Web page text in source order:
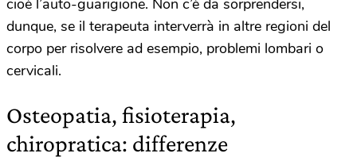
dunque, se il terapeuta interverrà in altre regioni del
corpo per risolvere ad esempio, problemi lombari o
cervicali.
Osteopatia, fisioterapia,
chiropratica: differenze